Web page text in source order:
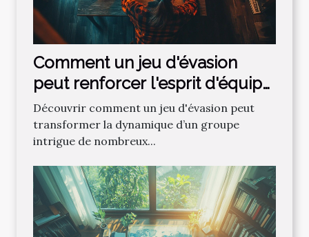
Comment un jeu d'évasion
peut renforcer l'esprit d'équipe
?
Découvrir comment un jeu d'évasion peut
transformer la dynamique d’un groupe
intrigue de nombreux...